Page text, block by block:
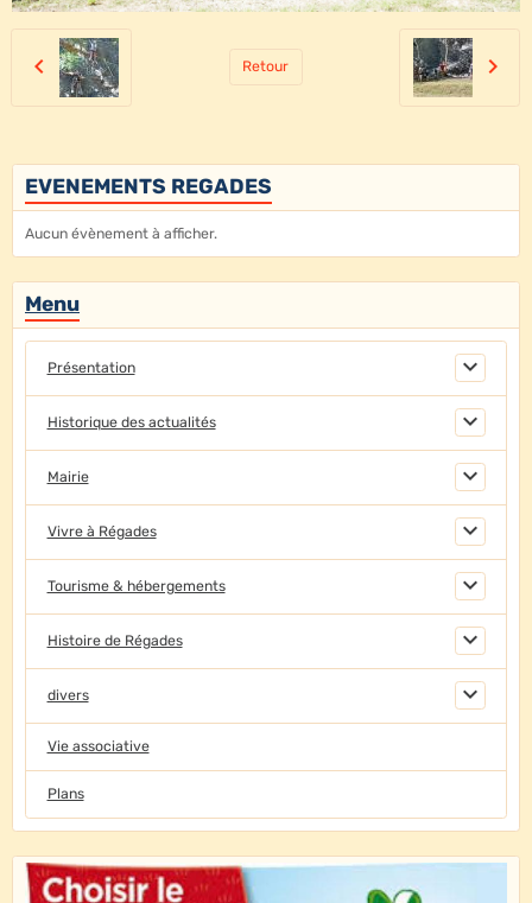
Retour
EVENEMENTS REGADES
Aucun évènement à afficher.
Menu
Présentation
Historique des actualités
Mairie
Vivre à Régades
Tourisme & hébergements
Histoire de Régades
divers
Vie associative
Plans